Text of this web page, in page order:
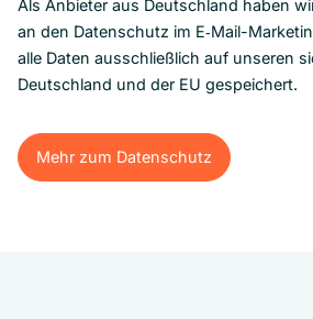
Als Anbieter aus Deutschland haben
an den Datenschutz im E‑Mail-
alle Daten ausschließlich auf unseren
Deutschland und der EU gespeichert.
Mehr zum Datenschutz
Mehr zum Datenschutz